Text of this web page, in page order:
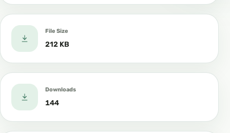
File Size
212 KB
Downloads
144